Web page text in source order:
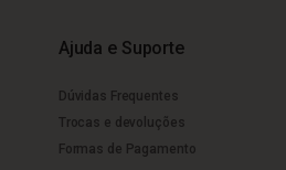
Ajuda e Suporte
Dúvidas Frequentes
Trocas e devoluções
Formas de Pagamento